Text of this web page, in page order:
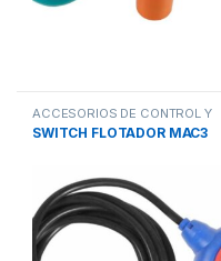
ACCESORIOS DE CONTROL Y
PROTECCION ,INTERRUPTORES
DE NIVEL,SISTEMAS DE
SWITCH FLOTADOR MAC3